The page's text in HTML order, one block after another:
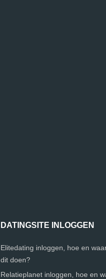
DATINGSITE INLOGGEN
Elitedating inloggen, hoe en
dit doen?
Relatieplanet inloggen, hoe en